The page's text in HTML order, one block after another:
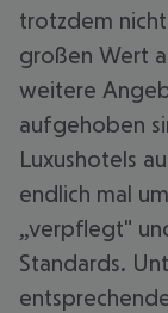
trotzdem
großen Wert
weitere
aufgehoben
Luxushotels
endlich mal
„verpflegt"
Standards.